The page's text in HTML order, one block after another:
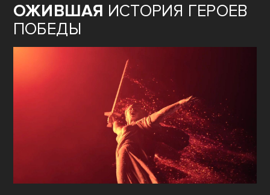
ОЖИВШАЯ ИСТОРИЯ ГЕРОЕВ
ПОБЕДЫ